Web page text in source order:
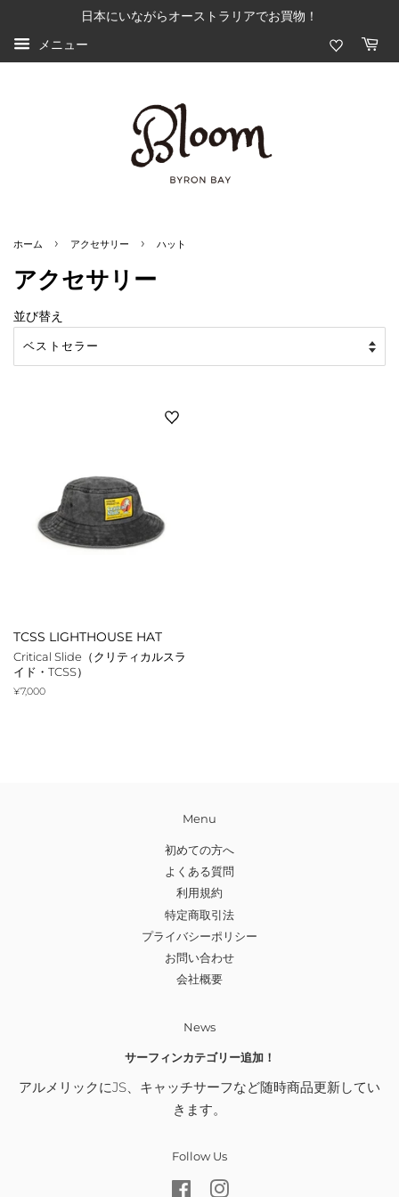
日本にいながらオーストラリアでお買物！
メニュー
ホーム › アクセサリー › ハット
アクセサリー
並び替え
TCSS LIGHTHOUSE HAT
Critical Slide（クリティカルスラ
イド・TCSS）
通
¥7,000
Menu
初めての方へ
よくある質問
利用規約
特定商取引法
プライバシーポリシー
お問い合わせ
会社概要
News
サーフィンカテゴリー追加！
アルメリックにJS、キャッチサーフなど随時商品更新してい
きます。
Follow Us
FacebookInstagram